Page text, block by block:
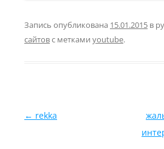
Запись опубликована 15.01.2015 в
сайтовс метками youtube.
Навигация по записям
← rekka